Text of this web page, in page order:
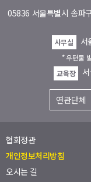
05836 서울특별시 송파
사무실 서
* 우편물
교육장
협회정관
개인정보처리방침
오시는 길